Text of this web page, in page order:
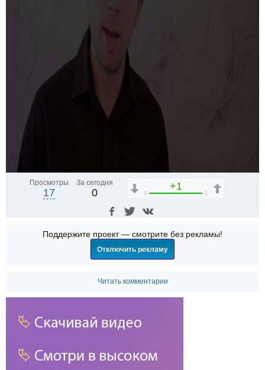
Просмотры
17
За сегодня
0
+1
0 1
Поддержите проект — смотрите без рекламы!
Отключить рекламу
Читать комментарии